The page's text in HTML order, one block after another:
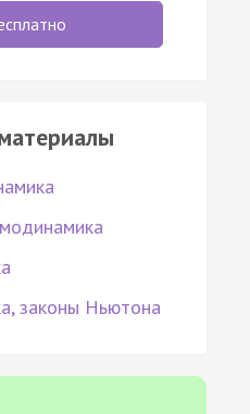
законы Ньютона